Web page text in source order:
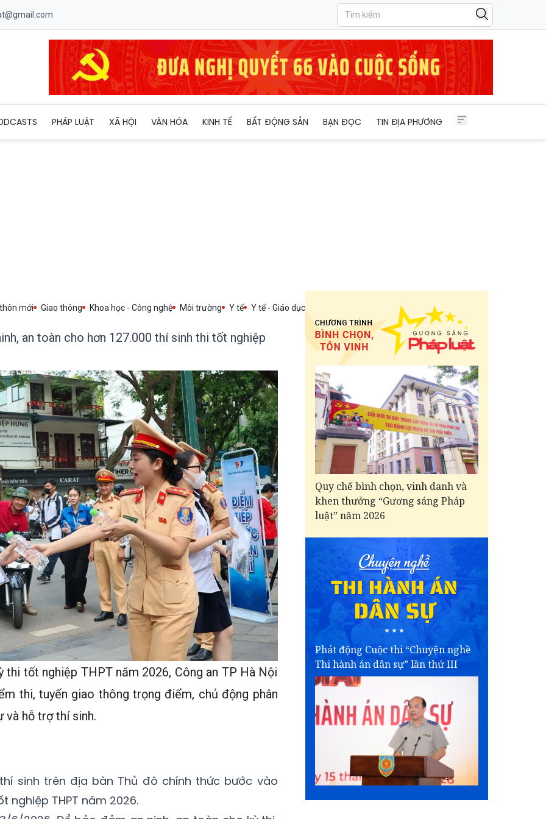
PHÁP LUẬT XÃ HỘI VĂN HÓA KINH TẾ BẤT ĐỘNG SẢN BẠN ĐỌC TIN ĐỊA PHƯƠNG
mới Giao thông Khoa học - Công nghệ Môi trường Y tế Y tế - Giáo dục
an toàn cho hơn 127.000 thí sinh thi tốt nghiệp
thi tốt nghiệp THPT năm 2026, Công an TP Hà Nội
thi, tuyến giao thông trọng điểm, chủ động phân
và hỗ trợ thí sinh.
thí sinh trên địa bàn Thủ đô chính thức bước vào
nghiệp THPT năm 2026.
Quy chế bình chọn, vinh danh và
khen thưởng “Gương sáng Pháp
luật” năm 2026
Phát động Cuộc thi “Chuyện nghề
Thi hành án dân sự” lần thứ III